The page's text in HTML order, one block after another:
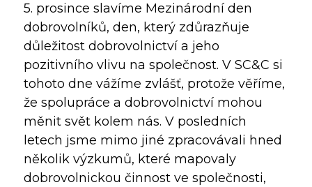
5. prosince slavíme Mezinárodní den
dobrovolníků, den, který zdůrazňuje
důležitost dobrovolnictví a jeho
pozitivního vlivu na společnost. V SC&C si
tohoto dne vážíme zvlášť, protože věříme,
že spolupráce a dobrovolnictví mohou
měnit svět kolem nás. V posledních
letech jsme mimo jiné zpracovávali hned
několik výzkumů, které mapovaly
dobrovolnickou činnost ve společnosti,